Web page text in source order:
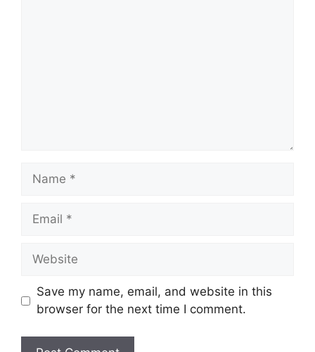
Name
Email
Website
Save my name, email, and website in this
browser for the next time I comment.